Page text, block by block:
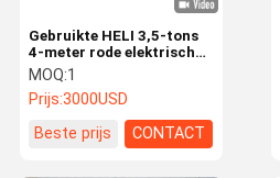
Gebruikte HELI 3,5-tons
4-meter rode elektrische
vorkheftruck met
tweedelige mast voor
logistieke opslag
MOQ:1
Prijs:3000USD
Beste prijs
CONTACT